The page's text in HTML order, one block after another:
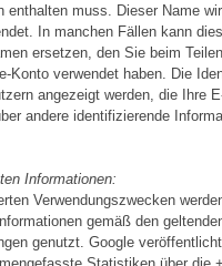
enthalten muss. Dieser Name
In manchen Fällen kann
ersetzen, den Sie beim
Konto verwendet haben. Die
angezeigt werden, die Ihre
andere identifizierende
Informationen:
Verwendungszwecken
gemäß den
genutzt. Google veröffentlicht